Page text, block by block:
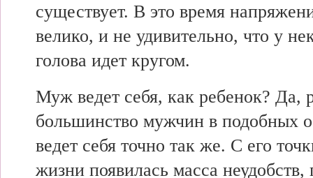
существует. В это время
велико, и не удивительно, что у
голова идет кругом.
Муж ведет себя, как ребенок? Да,
большинство мужчин в подобных
ведет себя точно так же. С его
жизни появилась масса неудобств,